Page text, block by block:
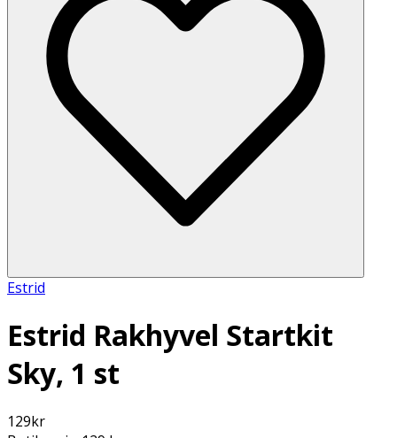
Estrid
Estrid Rakhyvel Startkit
Sky, 1 st
129kr